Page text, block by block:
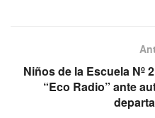
Niños de la Escuela Nº
“Eco Radio” ante